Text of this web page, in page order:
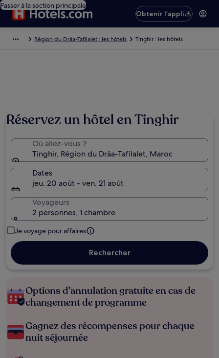
Passer à la section principale
Obtenir l’appli
Région du Drâa-Tafilalet : les hôtels Tinghir : les hôtels
Réservez un hôtel en Tinghir
Où allez-vous ?
Tinghir, Région du Drâa-Tafilalet, Maroc
Dates
jeu. 20 août - ven. 21 août
Voyageurs
2 personnes, 1 chambre
Je voyage pour affaires
Rechercher
Options d’annulation gratuite en cas de
changement de programme
Gagnez des récompenses pour chaque
nuit séjournée